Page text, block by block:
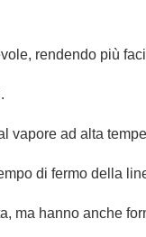
rendendo più
vapore ad alta
di fermo della
ma hanno anche